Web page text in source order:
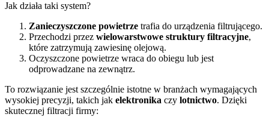
Jak działa taki system?
Zanieczyszczone powietrze trafia do urządzenia filtrującego.
Przechodzi przez wielowarstwowe struktury filtracyjne,
które zatrzymują zawiesinę olejową.
Oczyszczone powietrze wraca do obiegu lub jest
odprowadzane na zewnątrz.
To rozwiązanie jest szczególnie istotne w branżach wymagających
wysokiej precyzji, takich jak elektronika czy lotnictwo. Dzięki
skutecznej filtracji firmy: